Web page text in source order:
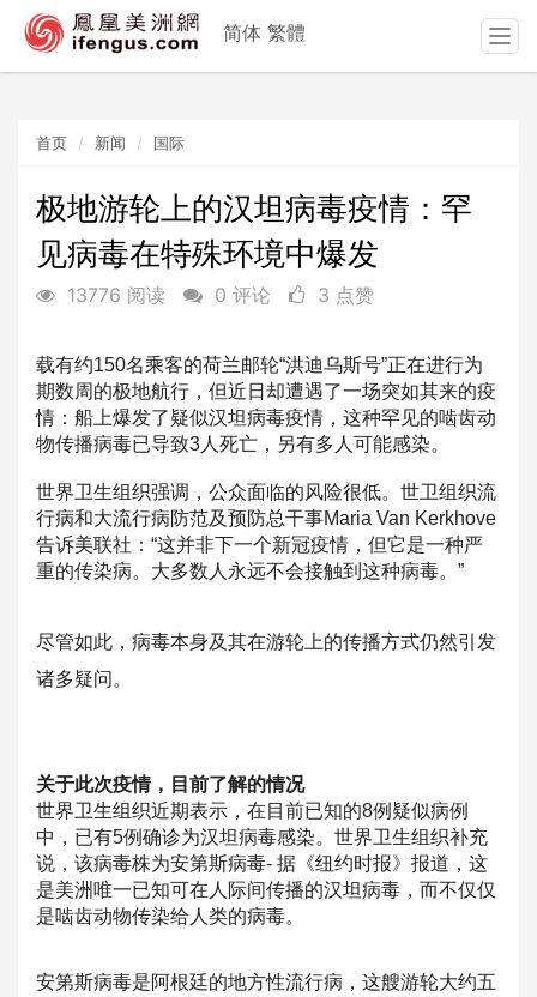
首页 新闻 国际
极地游轮上的汉坦病毒疫情：罕
见病毒在特殊环境中爆发
13776 阅读 0 评论 3 点赞
载有约150名乘客的荷兰邮轮“洪迪乌斯号”正在进行为
期数周的极地航行，但近日却遭遇了一场突如其来的疫
情：船上爆发了疑似汉坦病毒疫情，这种罕见的啮齿动
物传播病毒已导致3人死亡， 另有多人可能感染。
世界卫生组织强调，公众面临的风险很低。世卫组织流
行病和大流行病防范及预防总干事Maria Van Kerkhove
告诉美联社：“这并非下一个新冠疫情，但它是一种严
重的传染病。大多数人永远不会接触到这种病毒。”
尽管如此，病毒本身及其在游轮上的传播方式仍然引发
诸多疑问。
关于此次疫情，目前了解的情况
世界卫生组织近期表示，在目前已知的8例疑似病例
中，已有5例确诊为汉坦病毒感染。世界卫生组织补充
说，该病毒株为安第斯病毒- 据《纽约时报》报道，这
是美洲唯一已知可在人际间传播的汉坦病毒 ，而不仅仅
是啮齿动物传染给人类的病毒。
安第斯病毒是阿根廷的地方性流行病，这艘游轮大约五
简体 繁體
T
o
i
o